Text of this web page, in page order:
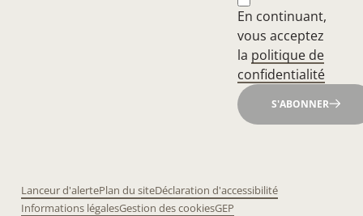
En continuant,
vous acceptez
la politique de
confidentialité
S'ABONNER
Lanceur d'alertePlan du siteDéclaration d'accessibilité
Informations légalesGestion des cookiesGEP